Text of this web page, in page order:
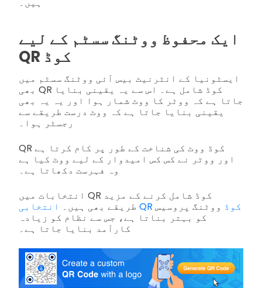
ایک محفوظ ووٹنگ سسٹم کے لیے
QR کوڈ
ایسٹونیا کے انٹرنیٹ بیس آئی ووٹنگ سسٹم میں
بھی QR کوڈ شامل ہے۔ اس سے یہ یقینی بنایا
جاتا ہے کہ ووٹر کا ووٹ شمار ہوا اور یہ یہ بھی
یقینی بنایا جاتا ہے کہ ووٹ درست طریقے سے
رجسٹر ہوا۔
QR کوڈ ووٹ کی شناخت کے طور پر کام کرتا ہے
اور ووٹر نے کس کس امیدوار کے لیے ووٹ کیا ہے
وہ فہرست دکھاتا ہے۔
انتخابات میں QR کوڈ شامل کرنے کے مزید
طریقے بھی ہیں۔
انتخابی QR کوڈ ووٹنگ پروسیس
کو بہتر بناتا ہے، جس سے نظام کو زیادہ
کارآمد بنایا جاتا ہے۔